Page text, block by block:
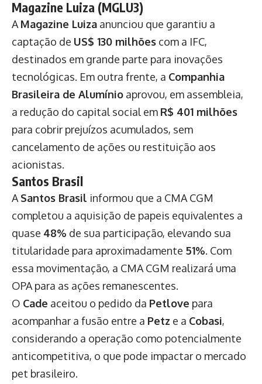
Magazine Luiza (MGLU3)
A Magazine Luiza anunciou que garantiu a
captação de US$ 130 milhões com a IFC,
destinados em grande parte para inovações
tecnológicas. Em outra frente, a Companhia
Brasileira de Alumínio aprovou, em assembleia,
a redução do capital social em R$ 401 milhões
para cobrir prejuízos acumulados, sem
cancelamento de ações ou restituição aos
acionistas.
Santos Brasil
A Santos Brasil informou que a CMA CGM
completou a aquisição de papeis equivalentes a
quase 48% de sua participação, elevando sua
titularidade para aproximadamente 51%. Com
essa movimentação, a CMA CGM realizará uma
OPA para as ações remanescentes.
O Cade aceitou o pedido da Petlove para
acompanhar a fusão entre a Petz e a Cobasi,
considerando a operação como potencialmente
anticompetitiva, o que pode impactar o mercado
pet brasileiro.